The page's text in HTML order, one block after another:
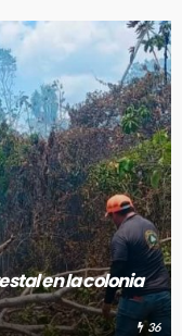
de pozos de
19